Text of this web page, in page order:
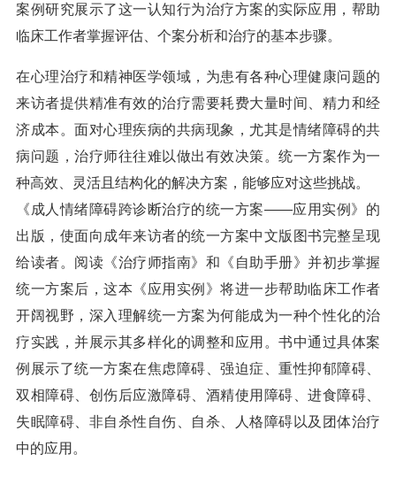
案例研究展示了这一认知行为治疗方案的实际应用，帮助
临床工作者掌握评估、个案分析和治疗的基本步骤。
在心理治疗和精神医学领域，为患有各种心理健康问题的
来访者提供精准有效的治疗需要耗费大量时间、精力和经
济成本。面对心理疾病的共病现象，尤其是情绪障碍的共
病问题，治疗师往往难以做出有效决策。统一方案作为一
种高效、灵活且结构化的解决方案，能够应对这些挑战。
《成人情绪障碍跨诊断治疗的统一方案——应用实例》的
出版，使面向成年来访者的统一方案中文版图书完整呈现
给读者。阅读《治疗师指南》和《自助手册》并初步掌握
统一方案后，这本《应用实例》将进一步帮助临床工作者
开阔视野，深入理解统一方案为何能成为一种个性化的治
疗实践，并展示其多样化的调整和应用。书中通过具体案
例展示了统一方案在焦虑障碍、强迫症、重性抑郁障碍、
双相障碍、创伤后应激障碍、酒精使用障碍、进食障碍、
失眠障碍、非自杀性自伤、自杀、人格障碍以及团体治疗
中的应用。